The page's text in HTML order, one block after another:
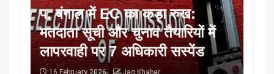
प. बंगाल में EC का कड़ा रुख:
मतदाता सूची और चुनाव तैयारियों में
लापरवाही पर 7 अधिकारी सस्पेंड